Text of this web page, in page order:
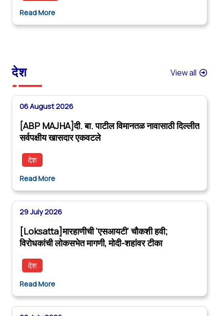
Read More
देश View all
06 August 2026
[ABP MAJHA]दी. बा. पाटील विमानतळ नावासाठी दिल्लीत
सर्वपक्षीय खासदार एकवटले
देश
Read More
29 July 2026
[Loksatta]मारहाणीची 'एसआयटी' चौकशी हवी;
विरोधकांची लोकसभेत मागणी, मोदी-शहांवर टीका
देश
Read More